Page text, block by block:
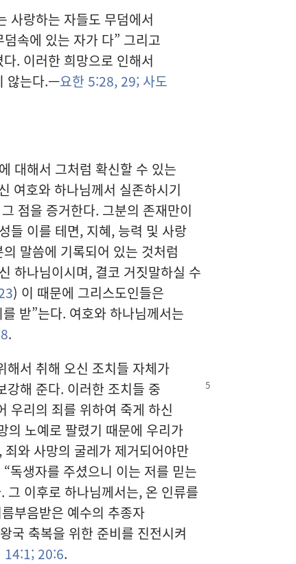
사랑하는 자들도 무덤에서
속에 있는 자가 다” 그리고
. 이러한 희망으로 인해서
않는다.—요한 5:28, 29; 사도
대해서 그처럼 확신할 수 있는
여호와 하나님께서 실존하시기
점을 증거한다. 그분의 존재만이
들 이를 테면, 지혜, 능력 및 사랑
말씀에 기록되어 있는 것처럼
하나님이시며, 결코 거짓말하실 수
) 이 때문에 그리스도인들은
받”는다. 여호와 하나님께서는
.
해서 취해 오신 조치들 자체가
강해 준다. 이러한 조치들 중
우리의 죄를 위하여 죽게 하신
의 노예로 팔렸기 때문에 우리가
와 사망의 굴레가 제거되어야만
독생자를 주셨으니 이는 저를 믿는
그 이후로 하나님께서는, 온 인류를
부음받은 예수의 추종자
국 축복을 위한 준비를 진전시켜
14:1;20:6.